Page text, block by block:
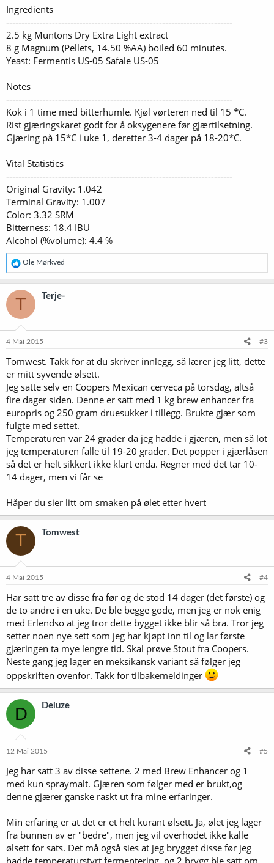
Ingredients
--------------------------------------------------------------------------
2.5 kg Muntons Dry Extra Light extract
8 g Magnum (Pellets, 14.50 %AA) boiled 60 minutes.
Yeast: Fermentis US-05 Safale US-05
Notes
--------------------------------------------------------------------------
Kok i 1 time med bitterhumle. Kjøl vørteren ned til 15 *C.
Rist gjæringskaret godt for å oksygenere før gjærtilsetning.
Gjæring på 15*C i uke 1, deretter 3-4 dager på 18-20*C.
Vital Statistics
--------------------------------------------------------------------------
Original Gravity: 1.042
Terminal Gravity: 1.007
Color: 3.32 SRM
Bitterness: 18.4 IBU
Alcohol (%volume): 4.4 %
R
e
a
k
s
o
e
:
Ole Mørkved
T Terje-
4 Mai 2015 #3
Tomwest. Takk for at du skriver innlegg, så lærer jeg litt, dette
er mitt syvende ølsett.
Jeg satte selv en Coopers Mexican cerveca på torsdag, altså
fire dager siden. Denne er satt med 1 kg brew enhancer fra
europris og 250 gram druesukker i tillegg. Brukte gjær som
fulgte med settet.
Temperaturen var 24 grader da jeg hadde i gjæren, men så lot
jeg temperaturen falle til 19-20 grader. Det popper i gjærlåsen
så det er helt sikkert ikke klart enda. Regner med det tar 10-
14 dager, men vi får se
Håper du sier litt om smaken på ølet etter hvert
T Tomwest
4 Mai 2015 #4
Har satt tre av disse fra før og de stod 14 dager (det første) og
de to andre i en uke. De ble begge gode, men jeg er nok enig
med Erlendso at jeg tror dette bygget ikke blir så bra. Tror jeg
setter noen nye sett som jeg har kjøpt inn til og lar første
gjæringen ta mye lengre tid. Skal prøve Stout fra Coopers.
Neste gang jeg lager en meksikansk variant så følger jeg
oppskriften ovenfor. Takk for tilbakemeldinger
D Deluze
12 Mai 2015 #5
Jeg har satt 3 av disse settene. 2 med Brew Enhancer og 1
med kun spraymalt. Gjæren som følger med er brukt,og
denne gjærer ganske raskt ut fra mine erfaringer.
Min erfaring er at det er et helt kurant ølsett. Ja, ølet jeg lager
fra bunnen av er "bedre", men jeg vil overhodet ikke kalle
ølsett for sats. Det må også sies at jeg brygget disse før jeg
hadde temperaturstyrt fermentering, og 2 brygg ble satt om